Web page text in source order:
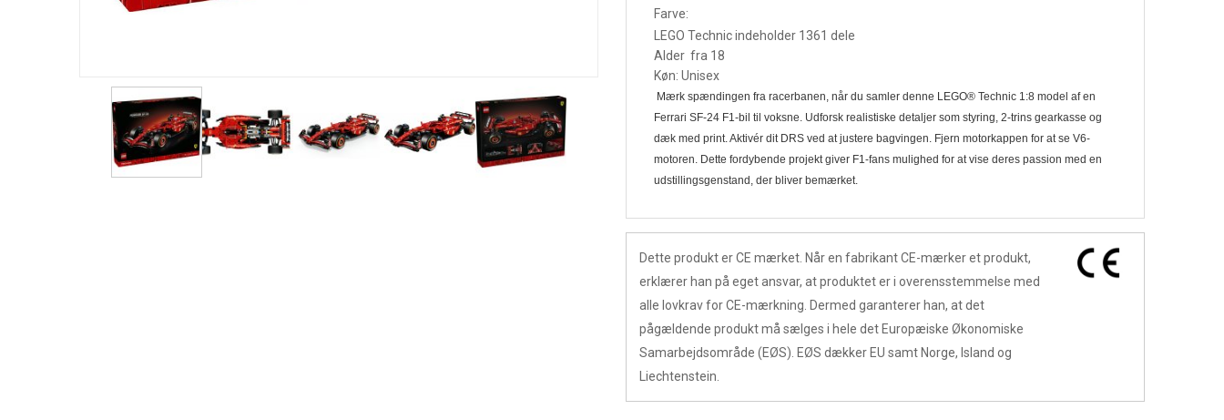
Farve:
LEGO Technic indeholder 1361 dele
Alder fra 18
Køn: Unisex
Mærk spændingen fra racerbanen, når du samler denne LEGO® Technic 1:8 model af en
Ferrari SF-24 F1-bil til voksne. Udforsk realistiske detaljer som styring, 2-trins gearkasse og
dæk med print. Aktivér dit DRS ved at justere bagvingen. Fjern motorkappen for at se V6-
motoren. Dette fordybende projekt giver F1-fans mulighed for at vise deres passion med en
udstillingsgenstand, der bliver bemærket.
Dette produkt er CE mærket. Når en fabrikant CE-mærker et produkt,
erklærer han på eget ansvar, at produktet er i overensstemmelse med
alle lovkrav for CE-mærkning. Dermed garanterer han, at det
pågældende produkt må sælges i hele det Europæiske Økonomiske
Samarbejdsområde (EØS). EØS dækker EU samt Norge, Island og
Liechtenstein.